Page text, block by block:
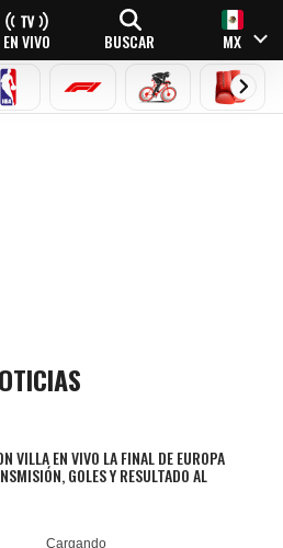
EN VIVO BUSCAR MX
NBA FÓRMULA 1CICLISMOBOXEO
VILLA EN VIVO LA FINAL DE EUROPA
GOLES Y RESULTADO AL